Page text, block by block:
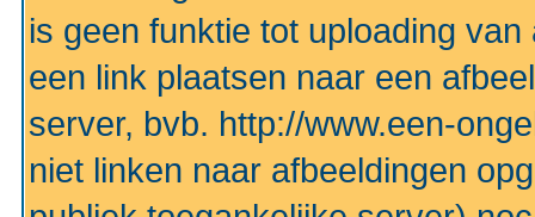
is geen funktie tot uploading
een link plaatsen naar een
server, bvb. http://www.een-
niet linken naar afbeeldingen